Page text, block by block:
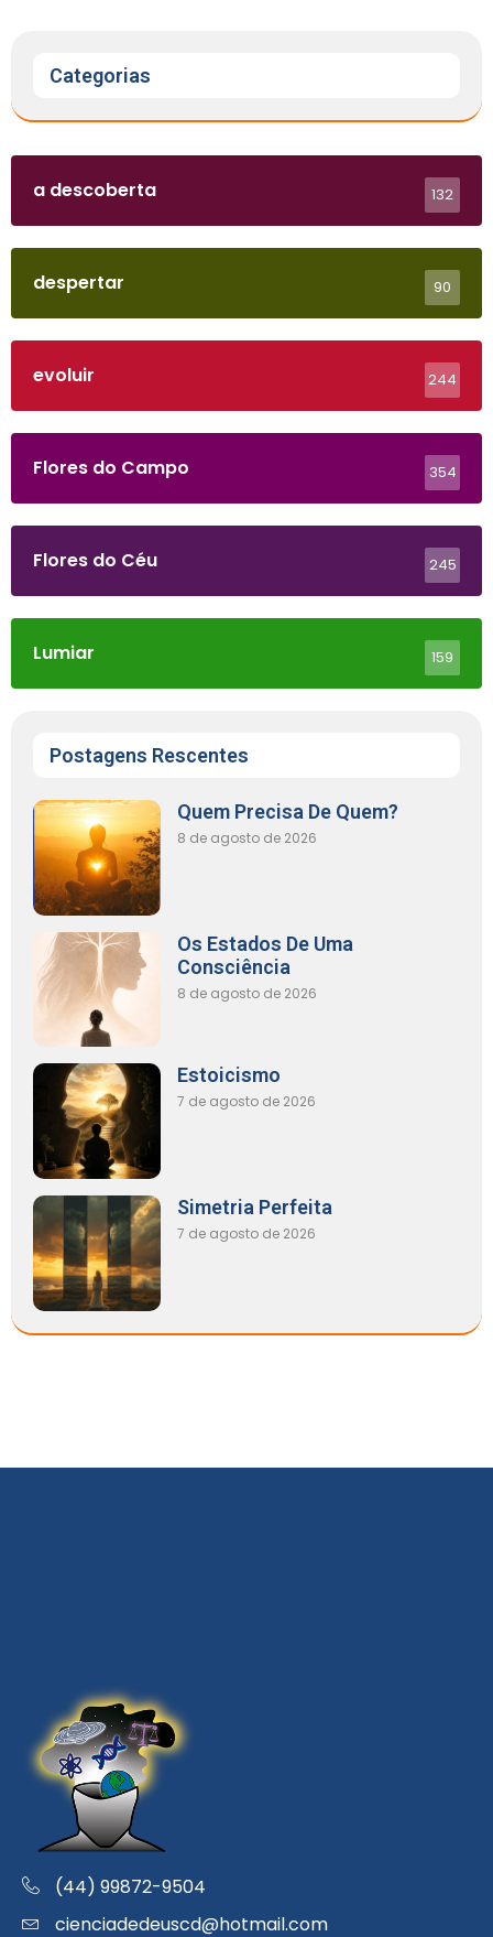
Categorias
a descoberta 132
despertar 90
evoluir 244
Flores do Campo 354
Flores do Céu 245
Lumiar 159
Postagens Rescentes
Quem Precisa De Quem?
8 de agosto de 2026
Os Estados De Uma
Consciência
8 de agosto de 2026
Estoicismo
7 de agosto de 2026
Simetria Perfeita
7 de agosto de 2026
(44) 99872-9504
cienciadedeuscd@hotmail.com